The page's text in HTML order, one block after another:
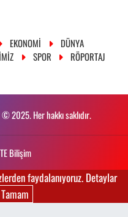
EKONOMİ
DÜNYA
SPOR RÖPORTAJ
2025. Her hakkı saklıdır.
TE Bilişim
faydalanıyoruz. Detaylar
Tamam